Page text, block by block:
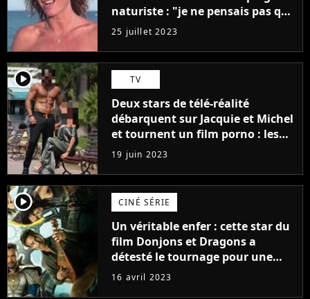
naturiste : "je ne pensais pas que
j'arriverais à le faire..."
25 juillet 2023
player2 TV
Deux stars de télé-réalité
débarquent sur Jacquie et Michel
et tournent un film porno : les
premières images du tournage
(exclu)
19 juin 2023
player2 CINÉ SÉRIE
Un véritable enfer : cette star du
film Donjons et Dragons a
détesté le tournage pour une
raison très spéciale
16 avril 2023